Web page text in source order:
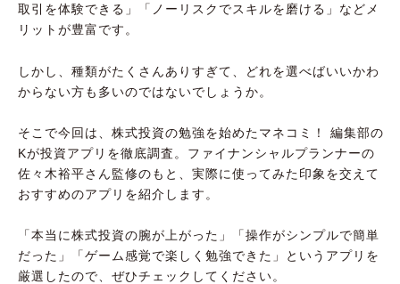
取引を体験できる」「ノーリスクでスキルを磨ける」などメ
リットが豊富です。
しかし、種類がたくさんありすぎて、どれを選べばいいかわ
からない方も多いのではないでしょうか。
そこで今回は、株式投資の勉強を始めたマネコミ！ 編集部の
Kが投資アプリを徹底調査。ファイナンシャルプランナーの
佐々木裕平さん監修のもと、実際に使ってみた印象を交えて
おすすめのアプリを紹介します。
「本当に株式投資の腕が上がった」「操作がシンプルで簡単
だった」「ゲーム感覚で楽しく勉強できた」というアプリを
厳選したので、ぜひチェックしてください。